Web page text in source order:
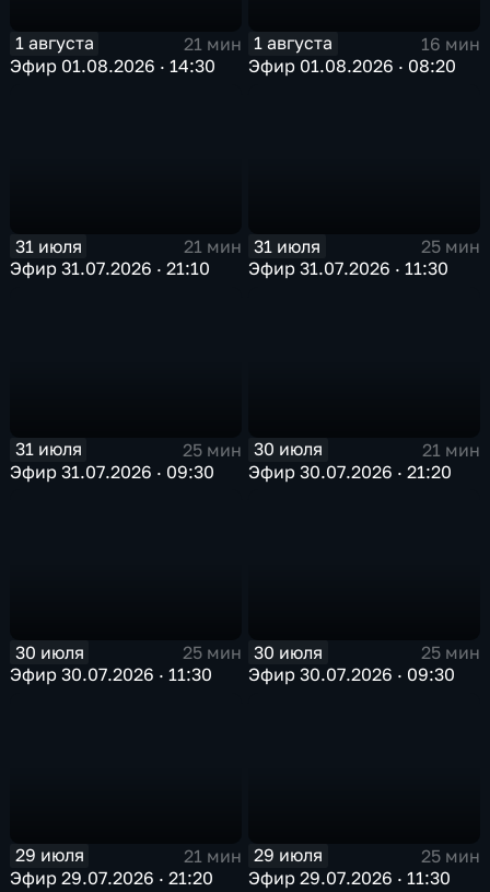
1 августа
21 мин
Эфир 01.08.2026 · 14:30
1 августа
16 мин
Эфир 01.08.2026 · 08:20
31 июля
21 мин
Эфир 31.07.2026 · 21:10
31 июля
25 мин
Эфир 31.07.2026 · 11:30
31 июля
25 мин
Эфир 31.07.2026 · 09:30
30 июля
21 мин
Эфир 30.07.2026 · 21:20
30 июля
25 мин
Эфир 30.07.2026 · 11:30
30 июля
25 мин
Эфир 30.07.2026 · 09:30
29 июля
21 мин
Эфир 29.07.2026 · 21:20
29 июля
25 мин
Эфир 29.07.2026 · 11:30